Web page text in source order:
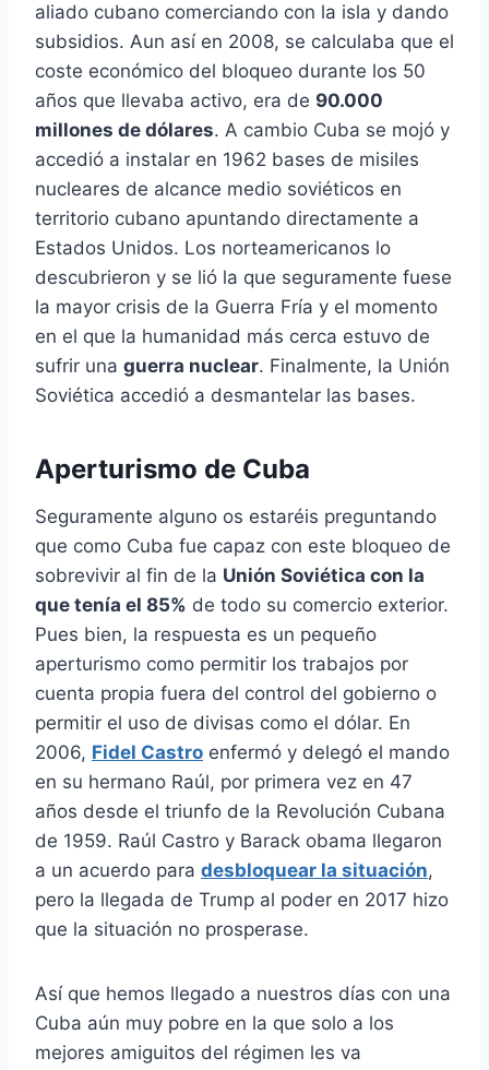
aliado cubano comerciando con la isla y dando
subsidios. Aun así en 2008, se calculaba que el
coste económico del bloqueo durante los 50
años que llevaba activo, era de 90.000
millones de dólares. A cambio Cuba se mojó y
accedió a instalar en 1962 bases de misiles
nucleares de alcance medio soviéticos en
territorio cubano apuntando directamente a
Estados Unidos. Los norteamericanos lo
descubrieron y se lió la que seguramente fuese
la mayor crisis de la Guerra Fría y el momento
en el que la humanidad más cerca estuvo de
sufrir una guerra nuclear. Finalmente, la Unión
Soviética accedió a desmantelar las bases.
Aperturismo de Cuba
Seguramente alguno os estaréis preguntando
que como Cuba fue capaz con este bloqueo de
sobrevivir al fin de la Unión Soviética con la
que tenía el 85% de todo su comercio exterior.
Pues bien, la respuesta es un pequeño
aperturismo como permitir los trabajos por
cuenta propia fuera del control del gobierno o
permitir el uso de divisas como el dólar. En
2006, Fidel Castro enfermó y delegó el mando
en su hermano Raúl, por primera vez en 47
años desde el triunfo de la Revolución Cubana
de 1959. Raúl Castro y Barack obama llegaron
a un acuerdo para desbloquear la situación,
pero la llegada de Trump al poder en 2017 hizo
que la situación no prosperase.
Así que hemos llegado a nuestros días con una
Cuba aún muy pobre en la que solo a los
mejores amiguitos del régimen les va